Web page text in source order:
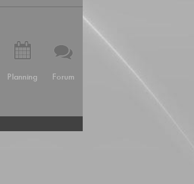
Planning Forum